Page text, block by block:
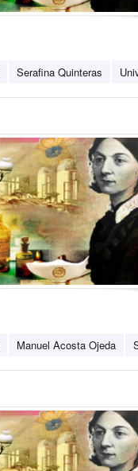
Serafina Quinteras
Manuel Acosta Ojeda